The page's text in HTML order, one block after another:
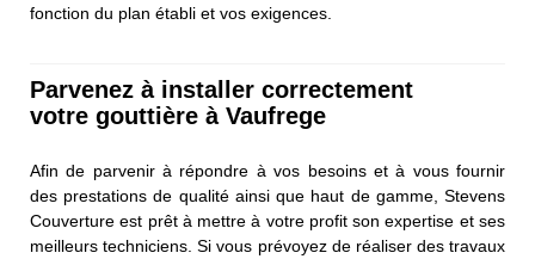
fonction du plan établi et vos exigences.
Parvenez à installer correctement
votre gouttière à Vaufrege
Afin de parvenir à répondre à vos besoins et à vous fournir
des prestations de qualité ainsi que haut de gamme, Stevens
Couverture est prêt à mettre à votre profit son expertise et ses
meilleurs techniciens. Si vous prévoyez de réaliser des travaux